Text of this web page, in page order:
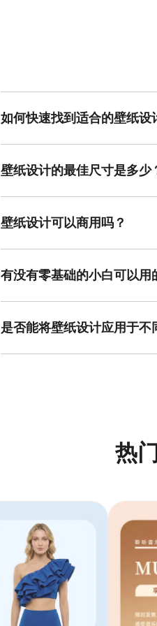
如何快速找到适合的壁纸设
壁纸设计的最佳尺寸是多少
壁纸设计可以商用吗？
有没有零基础的小白可以用
是否能将壁纸设计应用于不
热